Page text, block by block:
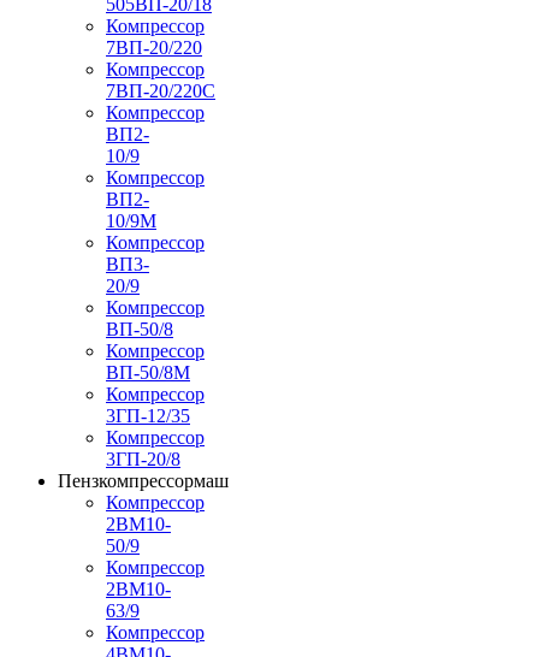
505ВП-20/18
Компрессор
7ВП-20/220
Компрессор
7ВП-20/220С
Компрессор
ВП2-
10/9
Компрессор
ВП2-
10/9М
Компрессор
ВП3-
20/9
Компрессор
ВП-50/8
Компрессор
ВП-50/8М
Компрессор
3ГП-12/35
Компрессор
3ГП-20/8
Пензкомпрессормаш
Компрессор
2ВМ10-
50/9
Компрессор
2ВМ10-
63/9
Компрессор